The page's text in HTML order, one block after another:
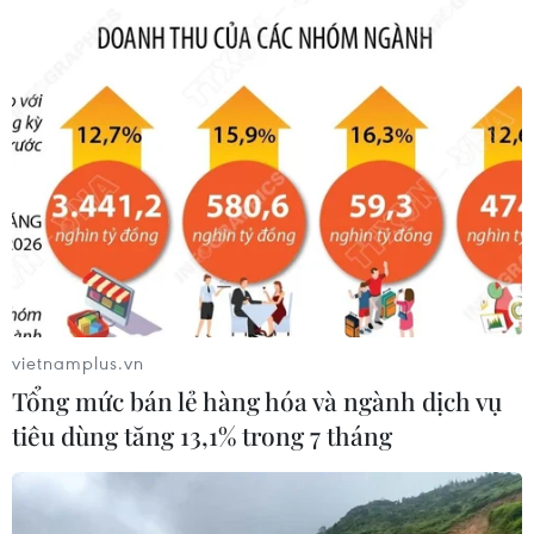
các chiến dịch hiệp đồng dựa trên một quân đội
gồm 7 sư đoàn, một hệ thống phòng không đa
tầng và một lực lượng hải quân viễn dương mới
thành lập.
SAF thế hệ thứ ba (từ đầu những năm 2000 tới
nay) khác biệt so với 2 thế hệ trước ở 3 điểm
dưới đây:
Thứ nhất, SAF đã có sự cải thiện về năng lực
bắn trúng mục tiêu (về độ chính xác và độ sát
năng sinh tồn, tầm hoạt động và sức bền) và
liên lạc (tất cả đều thuộc mạng lưới chỉ huy,
kiểm soát, liên lạc, máy tính, tình báo, giám sát
và do thám của Singapore).
vietnamplus.vn
Tổng mức bán lẻ hàng hóa và ngành dịch vụ
tiêu dùng tăng 13,1% trong 7 tháng